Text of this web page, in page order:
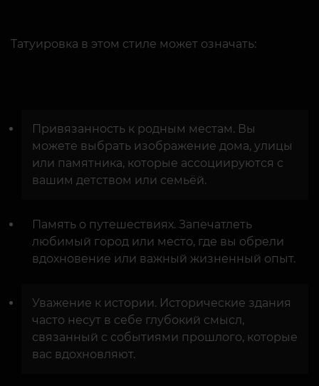
Татуировка в этом стиле может означать:
Привязанность к родным местам. Вы
можете выбрать изображение дома, улицы
или памятника, которые ассоциируются с
вашим детством или семьёй.
Память о путешествиях. Запечатлеть
любимый город или место, где вы обрели
вдохновение или важный жизненный опыт.
Уважение к истории. Исторические здания
часто несут в себе глубокий смысл,
связанный с событиями прошлого, которые
вас вдохновляют.